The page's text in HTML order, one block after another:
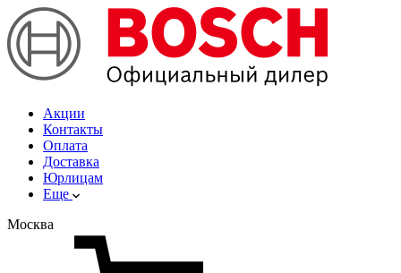
Акции
Контакты
Оплата
Доставка
Юрлицам
Еще
Москва